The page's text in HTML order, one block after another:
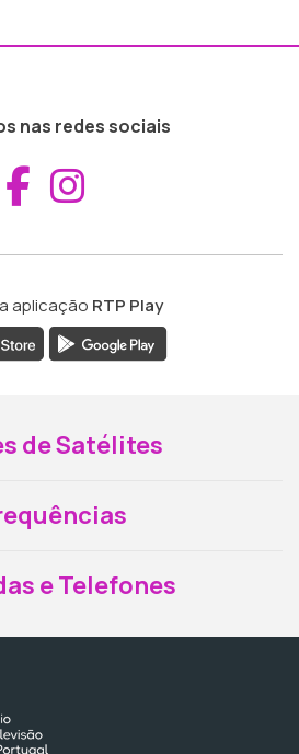
nas redes sociais
Aceder ao
aplicação RTP Play
de Satélites
e Telefones